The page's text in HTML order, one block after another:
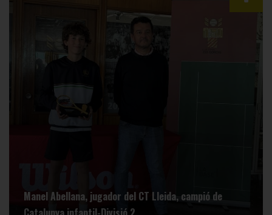
Manel Abellana, jugador del CT Lleida, campió de